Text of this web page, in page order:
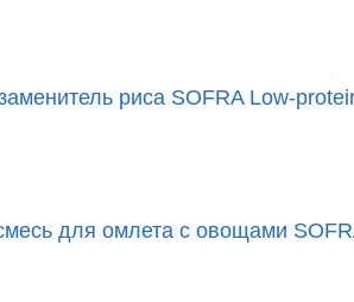
риса SOFRA Low-
для омлета с овощами